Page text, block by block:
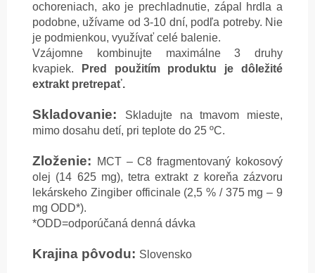
ochoreniach, ako je prechladnutie, zápal hrdla a
podobne, užívame od 3-10 dní, podľa potreby. Nie
je podmienkou, využívať celé balenie.
Vzájomne kombinujte maximálne 3 druhy
kvapiek.
Pred použitím produktu je dôležité
extrakt pretrepať.
Skladovanie:
Skladujte na tmavom mieste,
mimo dosahu detí, pri teplote do 25 ºC.
Zloženie:
MCT – C8 fragmentovaný kokosový
olej (14 625 mg), tetra extrakt z koreňa zázvoru
lekárskeho Zingiber officinale (2,5 % / 375 mg – 9
mg ODD*).
*ODD=odporúčaná denná dávka
Krajina pôvodu: Slovensko